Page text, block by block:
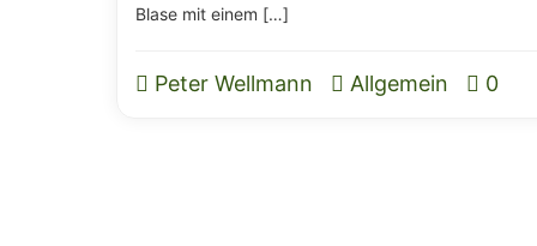
Bla­se mit einem […]
Peter Wellmann Allgemein 0